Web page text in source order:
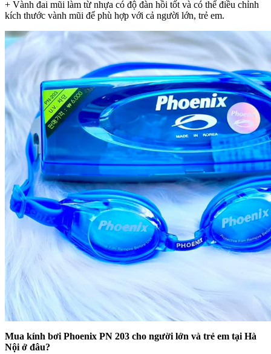
+ Vành đai mũi làm từ nhựa có độ đàn hồi tốt và có thể điều chỉnh
kích thước vành mũi để phù hợp với cả người lớn, trẻ em.
Mua kính bơi Phoenix PN 203 cho người lớn và trẻ em tại Hà
Nội ở đâu?